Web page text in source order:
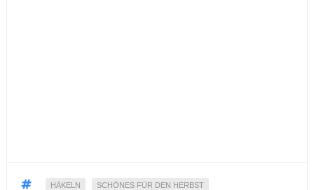
HÄKELN SCHÖNES FÜR DEN HERBST